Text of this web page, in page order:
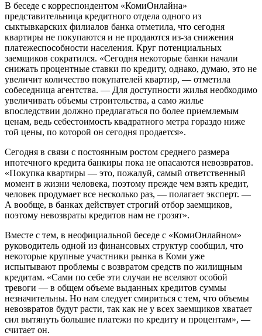
В беседе с корреспондентом «КомиОнлайна»
представительница кредитного отдела одного из
сыктывкарских филиалов банка отметила, что сегодня
квартиры не покупаются и не продаются из-за снижения
платежеспособности населения. Круг потенциальных
заемщиков сократился. «Сегодня некоторые банки начали
снижать процентные ставки по кредиту, однако, думаю, это не
увеличит количество покупателей квартир, — отметила
собеседница агентства. — Для доступности жилья необходимо
увеличивать объемы строительства, а само жилье
впоследствии должно предлагаться по более приемлемым
ценам, ведь себестоимость квадратного метра гораздо ниже
той цены, по которой он сегодня продается».
Сегодня в связи с постоянным ростом среднего размера
ипотечного кредита банкиры пока не опасаются невозвратов.
«Покупка квартиры — это, пожалуй, самый ответственный
момент в жизни человека, поэтому прежде чем взять кредит,
человек продумает все несколько раз, — полагает эксперт. —
А вообще, в банках действует строгий отбор заемщиков,
поэтому невозвраты кредитов нам не грозят».
Вместе с тем, в неофициальной беседе с «КомиОнлайном»
руководитель одной из финансовых структур сообщил, что
некоторые крупные участники рынка в Коми уже
испытывают проблемы с возвратом средств по жилищным
кредитам. «Сами по себе эти случаи не вселяют особой
тревоги — в общем объеме выданных кредитов суммы
незначительны. Но нам следует смириться с тем, что объемы
невозвратов будут расти, так как не у всех заемщиков хватает
сил вытянуть большие платежи по кредиту и процентам», —
считает он.